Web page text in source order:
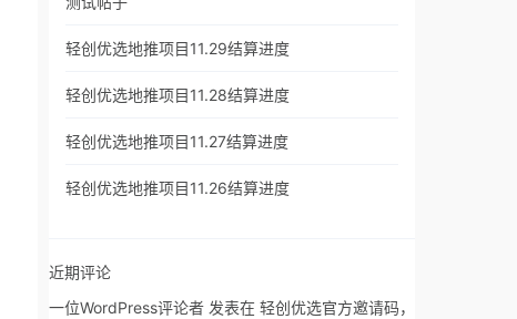
轻创优选地推项目11.29结算进度
轻创优选地推项目11.28结算进度
轻创优选地推项目11.27结算进度
轻创优选地推项目11.26结算进度
近期评论
一位WordPress评论者 发表在 轻创优选官方邀请码，